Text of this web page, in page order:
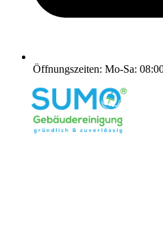
Öffnungszeiten: Mo-Sa: